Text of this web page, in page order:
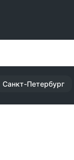
Санкт-Петербург